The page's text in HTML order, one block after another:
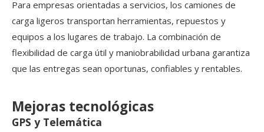
Para empresas orientadas a servicios, los camiones de
carga ligeros transportan herramientas, repuestos y
equipos a los lugares de trabajo. La combinación de
flexibilidad de carga útil y maniobrabilidad urbana garantiza
que las entregas sean oportunas, confiables y rentables.
Mejoras tecnológicas
GPS y Telemática